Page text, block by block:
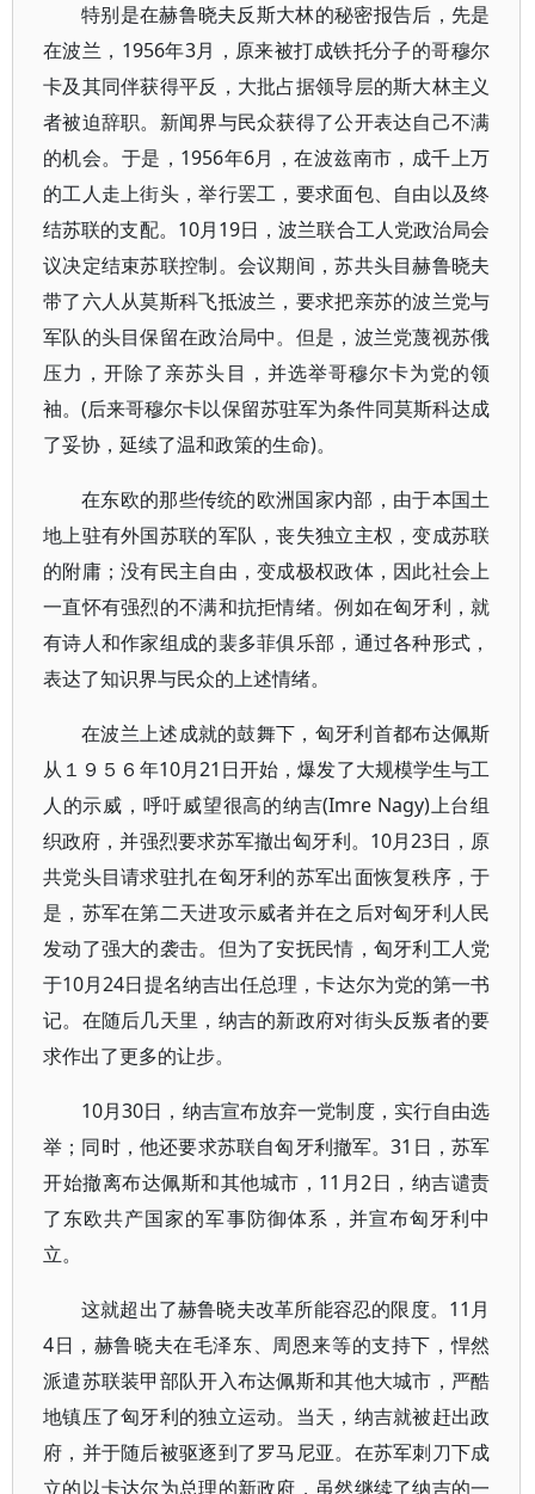
特别是在赫鲁晓夫反斯大林的秘密报告后，先是
在波兰，1956年3月，原来被打成铁托分子的哥穆尔
卡及其同伴获得平反，大批占据领导层的斯大林主义
者被迫辞职。新闻界与民众获得了公开表达自己不满
的机会。于是，1956年6月，在波兹南市，成千上万
的工人走上街头，举行罢工，要求面包、自由以及终
结苏联的支配。10月19日，波兰联合工人党政治局会
议决定结束苏联控制。会议期间，苏共头目赫鲁晓夫
带了六人从莫斯科飞抵波兰，要求把亲苏的波兰党与
军队的头目保留在政治局中。但是，波兰党蔑视苏俄
压力，开除了亲苏头目，并选举哥穆尔卡为党的领
袖。(后来哥穆尔卡以保留苏驻军为条件同莫斯科达成
了妥协，延续了温和政策的生命)。
在东欧的那些传统的欧洲国家内部，由于本国土
地上驻有外国苏联的军队，丧失独立主权，变成苏联
的附庸；没有民主自由，变成极权政体，因此社会上
一直怀有强烈的不满和抗拒情绪。例如在匈牙利，就
有诗人和作家组成的裴多菲俱乐部，通过各种形式，
表达了知识界与民众的上述情绪。
在波兰上述成就的鼓舞下，匈牙利首都布达佩斯
从１９５６年10月21日开始，爆发了大规模学生与工
人的示威，呼吁威望很高的纳吉(Imre Nagy)上台组
织政府，并强烈要求苏军撤出匈牙利。10月23日，原
共党头目请求驻扎在匈牙利的苏军出面恢复秩序，于
是，苏军在第二天进攻示威者并在之后对匈牙利人民
发动了强大的袭击。但为了安抚民情，匈牙利工人党
于10月24日提名纳吉出任总理，卡达尔为党的第一书
记。在随后几天里，纳吉的新政府对街头反叛者的要
求作出了更多的让步。
10月30日，纳吉宣布放弃一党制度，实行自由选
举；同时，他还要求苏联自匈牙利撤军。31日，苏军
开始撤离布达佩斯和其他城市，11月2日，纳吉谴责
了东欧共产国家的军事防御体系，并宣布匈牙利中
立。
这就超出了赫鲁晓夫改革所能容忍的限度。11月
4日，赫鲁晓夫在毛泽东、周恩来等的支持下，悍然
派遣苏联装甲部队开入布达佩斯和其他大城市，严酷
地镇压了匈牙利的独立运动。当天，纳吉就被赶出政
府，并于随后被驱逐到了罗马尼亚。在苏军刺刀下成
立的以卡达尔为总理的新政府，虽然继续了纳吉的一